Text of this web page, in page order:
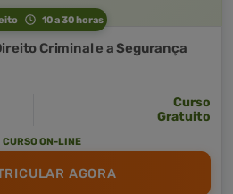
10 a 30 horas
Criminal e a Segurança
Curso
Gratuito
CURSO ON-LINE
AGORA